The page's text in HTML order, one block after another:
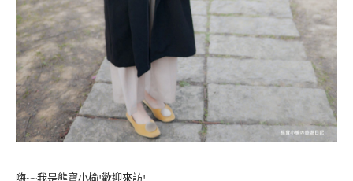
嗨~~我是熊寶小榆!歡迎來訪!